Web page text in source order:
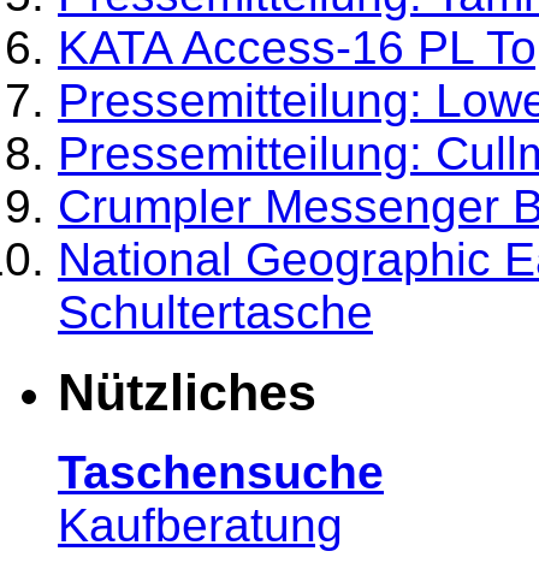
KATA Access-16 PL
Pressemitteilung:
Pressemitteilung:
Crumpler Messenger
National Geographic
Schultertasche
Nützliches
Taschensuche
Kaufberatung